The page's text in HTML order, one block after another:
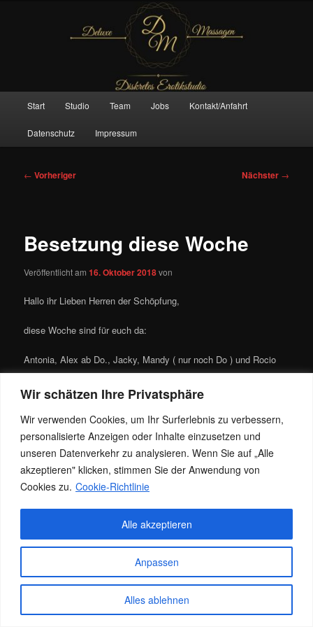
Wir schätzen Ihre Privatsphäre
Wir verwenden Cookies, um Ihr Surferlebnis zu verbessern,
personalisierte Anzeigen oder Inhalte einzusetzen und
unseren Datenverkehr zu analysieren. Wenn Sie auf „Alle
akzeptieren" klicken, stimmen Sie der Anwendung von
Cookies zu. Cookie-Richtlinie
Anpassen
Alles ablehnen
Alle akzeptieren
Deluxe Massagen And More
Start Studio Team Jobs Kontakt/Anfahrt
Datenschutz Impressum
Beitragsnavigation
← Vorheriger Nächster →
Besetzung diese Woche
Veröffentlicht am16. Oktober 2018von
Hallo ihr Lieben Herren der Schöpfung,
diese Woche sind für euch da:
Antonia, Alex ab Do., Jacky, Mandy ( nur noch Do ) und Rocio
Wünsche allen eine geile Woche
;o) Jacky
Dieser Eintrag wurde von unter Newsveröffentlicht. Setze ein
Lesezeichen für denPermalink.
Datenschutz Stolz präsentiert von WordPress